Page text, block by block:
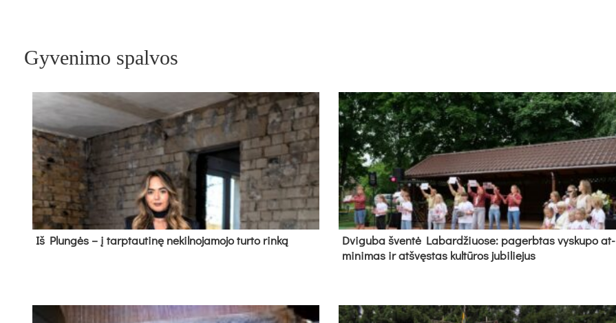
Gyvenimo spalvos
Iš Plungės – į tarptautinę nekilnojamojo turto rinką
Dvi­gu­ba šven­tė La­bar­džiuo­se: pa­gerb­tas vys­ku­po at­
mi­ni­mas ir at­švęs­tas kul­tū­ros ju­bi­lie­jus